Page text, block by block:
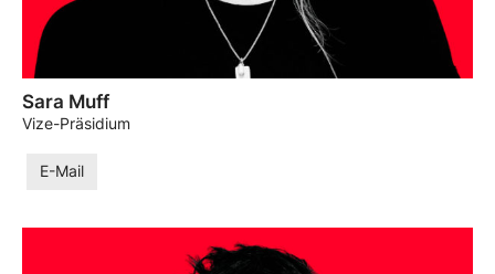
Sara Muff
Vize-Präsidium
E-Mail